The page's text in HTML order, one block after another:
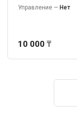
Управление — Нет
10 000 ₸